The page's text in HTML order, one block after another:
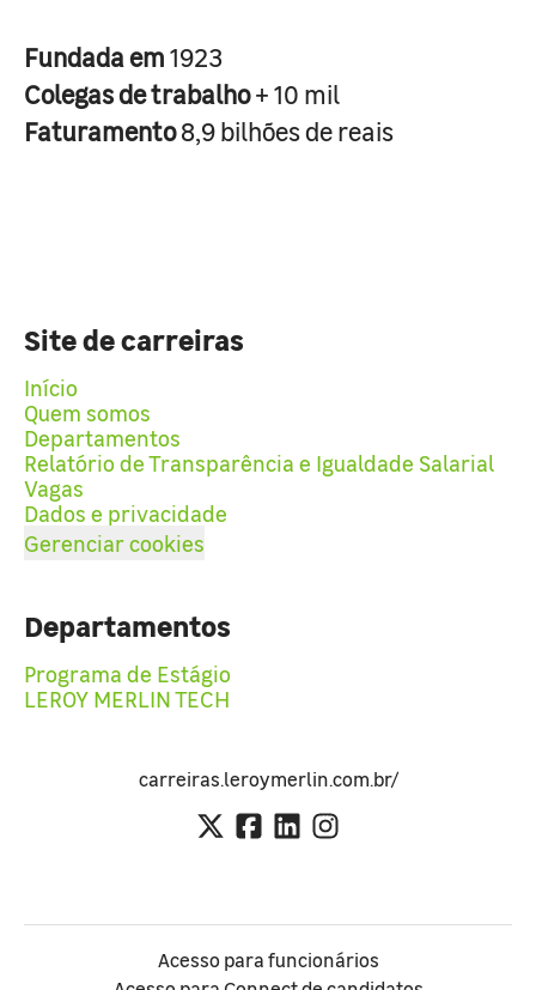
Fundada em1923
Colegas de trabalho+ 10 mil
Faturamento8,9 bilhões de reais
Site de carreiras
Início
Quem somos
Departamentos
Relatório de Transparência e Igualdade Salarial
Vagas
Dados e privacidade
Gerenciar cookies
Departamentos
Programa de Estágio
LEROY MERLIN TECH
carreiras.leroymerlin.com.br/
Acesso para funcionários